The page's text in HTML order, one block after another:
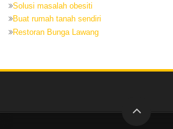
Solusi masalah obesiti
Buat rumah tanah sendiri
Restoran Bunga Lawang